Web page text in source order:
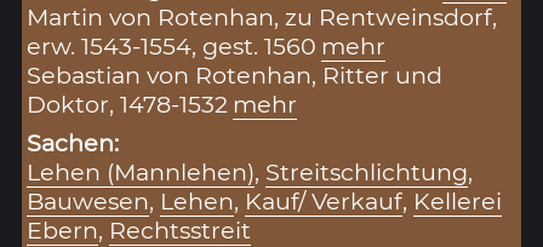
Martin von Rotenhan, zu Rentweinsdorf,
erw. 1543-1554, gest. 1560 mehr
Sebastian von Rotenhan, Ritter und
Doktor, 1478-1532 mehr
Sachen:
Lehen (Mannlehen), Streitschlichtung,
Bauwesen, Lehen, Kauf/ Verkauf, Kellerei
Ebern, Rechtsstreit